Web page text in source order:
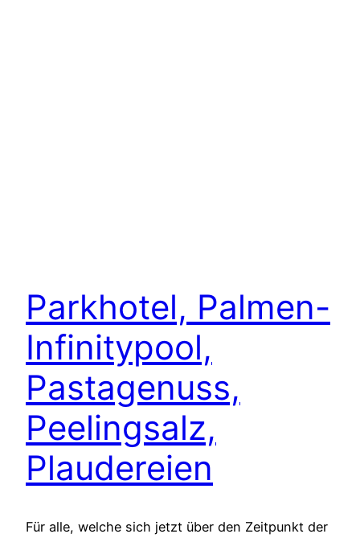
Parkhotel, Palmen-
Infinitypool,
Pastagenuss,
Peelingsalz,
Plaudereien
Für alle, welche sich jetzt über den Zeitpunkt der